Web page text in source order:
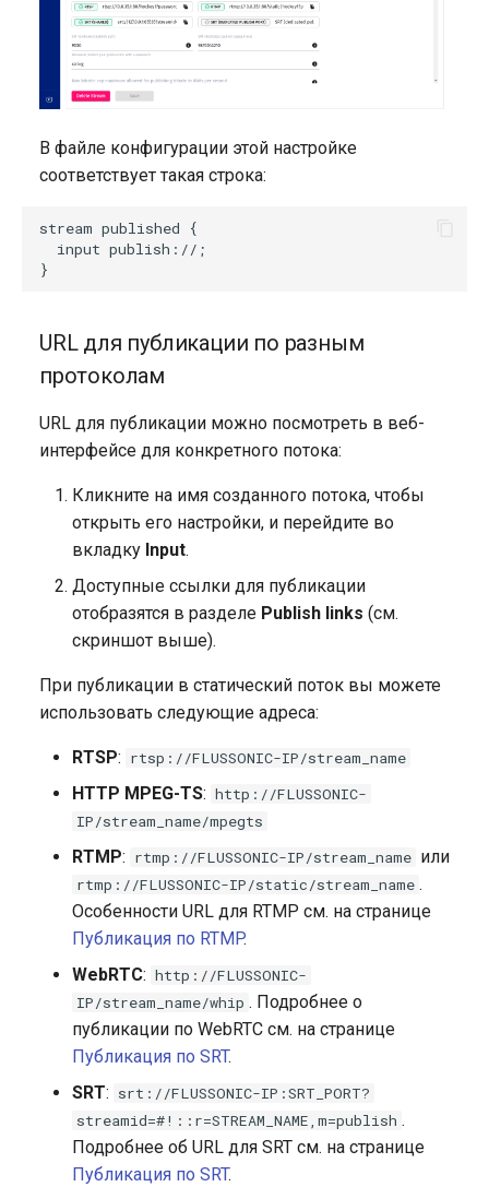
В файле конфигурации этой настройке
соответствует такая строка:
stream published {
  input publish://;
URL для публикации по разным
протоколам
URL для публикации можно посмотреть в веб-
интерфейсе для конкретного потока:
Кликните на имя созданного потока, чтобы
открыть его настройки, и перейдите во
вкладку Input.
Доступные ссылки для публикации
отобразятся в разделе Publish links (см.
скриншот выше).
При публикации в статический поток вы можете
использовать следующие адреса:
RTSP: rtsp://FLUSSONIC-IP/stream_name
HTTP MPEG-TS: http://FLUSSONIC-
IP/stream_name/mpegts
RTMP: rtmp://FLUSSONIC-IP/stream_name или
rtmp://FLUSSONIC-IP/static/stream_name .
Особенности URL для RTMP см. на странице
Публикация по RTMP.
WebRTC: http://FLUSSONIC-
IP/stream_name/whip . Подробнее о
публикации по WebRTC см. на странице
Публикация по SRT.
SRT: srt://FLUSSONIC-IP:SRT_PORT?
streamid=#!::r=STREAM_NAME,m=publish .
Подробнее об URL для SRT см. на странице
Публикация по SRT.